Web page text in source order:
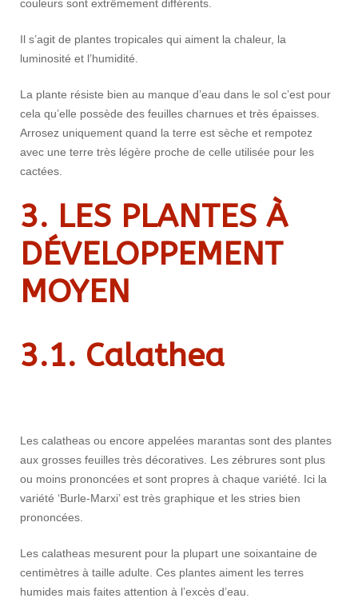
couleurs sont extrêmement différents.
Il s’agit de plantes tropicales qui aiment la chaleur, la
luminosité et l’humidité.
La plante résiste bien au manque d’eau dans le sol c’est pour
cela qu’elle possède des feuilles charnues et très épaisses.
Arrosez uniquement quand la terre est sèche et rempotez
avec une terre très légère proche de celle utilisée pour les
cactées.
3. LES PLANTES À
DÉVELOPPEMENT
MOYEN
3.1. Calathea
Les calatheas ou encore appelées marantas sont des plantes
aux grosses feuilles très décoratives. Les zébrures sont plus
ou moins prononcées et sont propres à chaque variété. Ici la
variété ‘Burle-Marxi’ est très graphique et les stries bien
prononcées.
Les calatheas mesurent pour la plupart une soixantaine de
centimètres à taille adulte. Ces plantes aiment les terres
humides mais faites attention à l’excès d’eau.